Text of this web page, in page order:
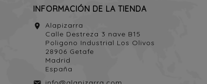
INFORMACIÓN DE LA TIENDA
location_on
Alapizarra
Calle Destreza 3 nave B15
Poligono Industrial Los Olivos
28906 Getafe
Madrid
España